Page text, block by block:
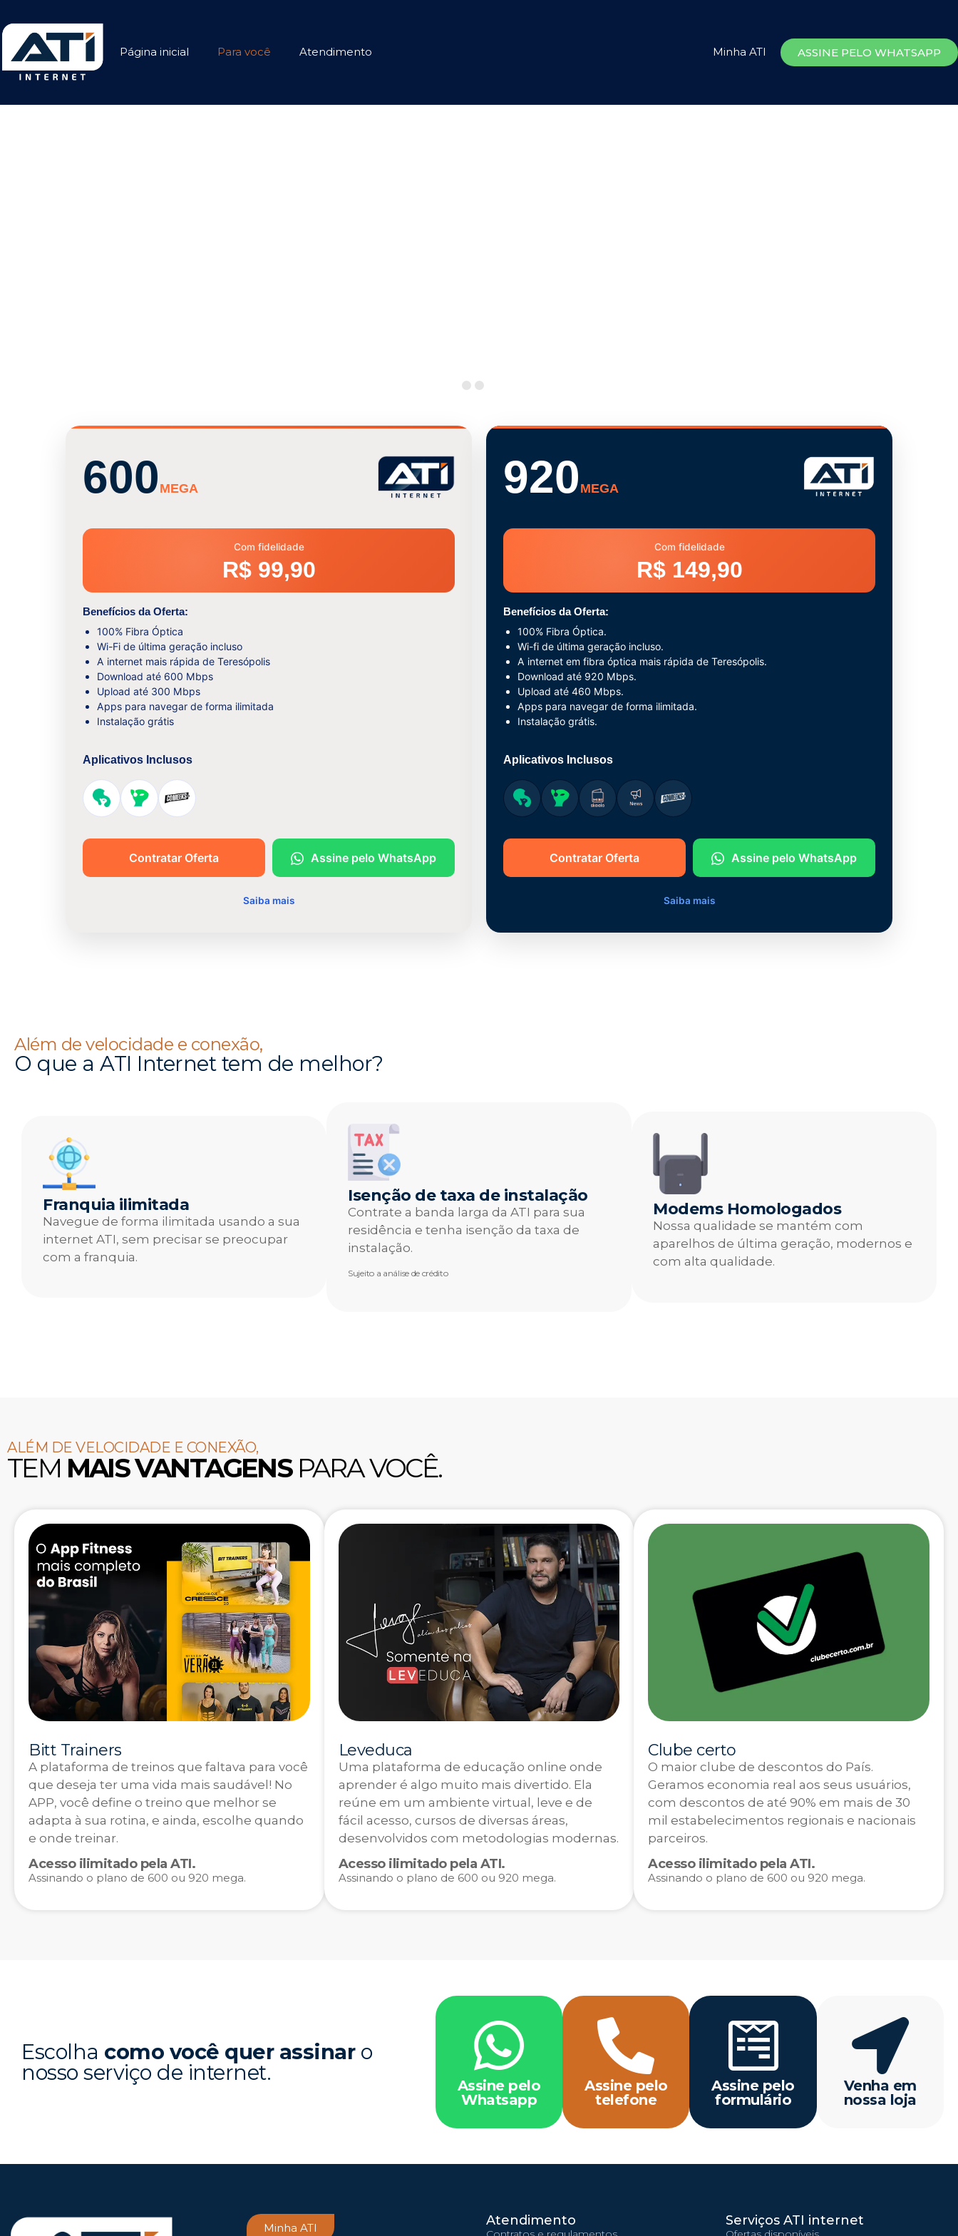
Página inicial Para você Atendimento Minha ATI ASSINE PELO WHATSAPP
600 MEGA
Com fidelidade
R$ 99,90
Benefícios da Oferta:
100% Fibra Óptica
Wi-Fi de última geração incluso
A internet mais rápida de Teresópolis
Download até 600 Mbps
Upload até 300 Mbps
Apps para navegar de forma ilimitada
Instalação grátis
Aplicativos Inclusos
Contratar Oferta Assine pelo WhatsApp
Saiba mais
920 MEGA
Com fidelidade
R$ 149,90
Benefícios da Oferta:
100% Fibra Óptica.
Wi-fi de última geração incluso.
A internet em fibra óptica mais rápida de Teresópolis.
Download até 920 Mbps.
Upload até 460 Mbps.
Apps para navegar de forma ilimitada.
Instalação grátis.
Aplicativos Inclusos
Contratar Oferta Assine pelo WhatsApp
Saiba mais
Além de velocidade e conexão,
O que a ATI Internet tem de melhor?
Franquia ilimitada
Navegue de forma ilimitada usando a sua
internet ATI, sem precisar se preocupar
com a franquia.
Isenção de taxa de instalação
Contrate a banda larga da ATI para sua
residência e tenha isenção da taxa de
instalação.
Sujeito a análise de crédito
Modems Homologados
Nossa qualidade se mantém com
aparelhos de última geração, modernos e
com alta qualidade.
ALÉM DE VELOCIDADE E CONEXÃO,
TEM MAIS VANTAGENSPARA VOCÊ.
Bitt Trainers
A plataforma de treinos que faltava para você
que deseja ter uma vida mais saudável! No
APP, você define o treino que melhor se
adapta à sua rotina, e ainda, escolhe quando
e onde treinar.
Acesso ilimitado pela ATI.
Assinando o plano de 600 ou 920 mega.
Leveduca
Uma plataforma de educação online onde
aprender é algo muito mais divertido. Ela
reúne em um ambiente virtual, leve e de
fácil acesso, cursos de diversas áreas,
desenvolvidos com metodologias modernas.
Acesso ilimitado pela ATI.
Assinando o plano de 600 ou 920 mega.
Clube certo
O maior clube de descontos do País.
Geramos economia real aos seus usuários,
com descontos de até 90% em mais de 30
mil estabelecimentos regionais e nacionais
parceiros.
Acesso ilimitado pela ATI.
Assinando o plano de 600 ou 920 mega.
Escolha como você quer assinar o
nosso serviço de internet.
Assine pelo
Whatsapp
Assine pelo
telefone
Assine pelo
formulário
Venha em
nossa loja
Minha ATI Atendimento Serviços ATI internet